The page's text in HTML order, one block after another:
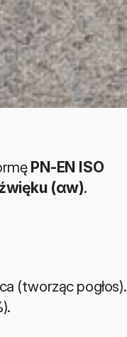
PN-EN ISO
(αw).
(tworząc pogłos).